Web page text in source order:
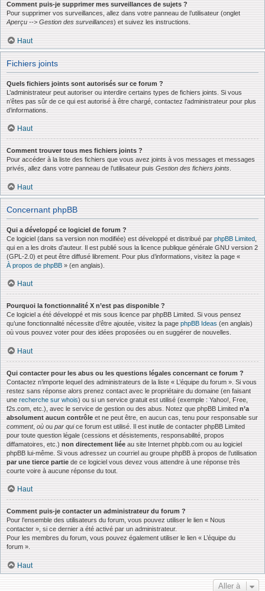
Comment puis-je supprimer mes surveillances de sujets ?
Pour supprimer vos surveillances, allez dans votre panneau de l’utilisateur (onglet
Aperçu --> Gestion des surveillances) et suivez les instructions.
Haut
Fichiers joints
Quels fichiers joints sont autorisés sur ce forum ?
L’administrateur peut autoriser ou interdire certains types de fichiers joints. Si vous
n’êtes pas sûr de ce qui est autorisé à être chargé, contactez l’administrateur pour plus
d’informations.
Haut
Comment trouver tous mes fichiers joints ?
Pour accéder à la liste des fichiers que vous avez joints à vos messages et messages
privés, allez dans votre panneau de l’utilisateur puis Gestion des fichiers joints
Haut
Concernant phpBB
Qui a développé ce logiciel de forum ?
Ce logiciel (dans sa version non modifiée) est développé et distribué par phpBB Limited
qui en a les droits d’auteur. Il est publié sous la licence publique générale GNU version 2
(GPL-2.0) et peut être diffusé librement. Pour plus d’informations, visitez la page «
À propos de phpBB » (en anglais).
Haut
Pourquoi la fonctionnalité X n’est pas disponible ?
Ce logiciel a été développé et mis sous licence par phpBB Limited. Si vous pensez
qu’une fonctionnalité nécessite d’être ajoutée, visitez la page phpBB Ideas (en anglais)
où vous pouvez voter pour des idées proposées ou en suggérer de nouvelles.
Haut
Qui contacter pour les abus ou les questions légales concernant ce forum ?
Contactez n’importe lequel des administrateurs de la liste « L’équipe du forum ». Si vous
restez sans réponse alors prenez contact avec le propriétaire du domaine (en faisant
une recherche sur whois) ou si un service gratuit est utilisé (exemple : Yahoo!, Free,
f2s.com, etc.), avec le service de gestion ou des abus. Notez que phpBB Limited n’a
absolument aucun contrôle et ne peut être, en aucun cas, tenu pour responsable sur
comment, où ou par quice forum est utilisé. Il est inutile de contacter phpBB Limited
pour toute question légale (cessions et désistements, responsabilité, propos
diffamatoires, etc.) non directement liée au site Internet phpbb.com ou au logiciel
phpBB lui-même. Si vous adressez un courriel au groupe phpBB à propos de l’utilisation
par une tierce partie de ce logiciel vous devez vous attendre à une réponse très
courte voire à aucune réponse du tout.
Haut
Comment puis-je contacter un administrateur du forum ?
Pour l’ensemble des utilisateurs du forum, vous pouvez utiliser le lien « Nous
contacter », si ce dernier a été activé par un administrateur.
Pour les membres du forum, vous pouvez également utiliser le lien « L’équipe du
forum ».
Haut
Aller à